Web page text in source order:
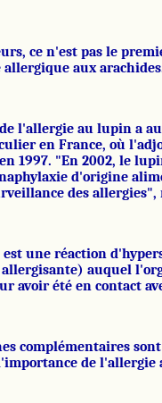
ce n'est pas le
aux
l'allergie au lupin a
en France, où
1997. "En 2002, le
d'origine
des
est une réaction
auquel
avoir été en contact
complémentaires
de l'allergie